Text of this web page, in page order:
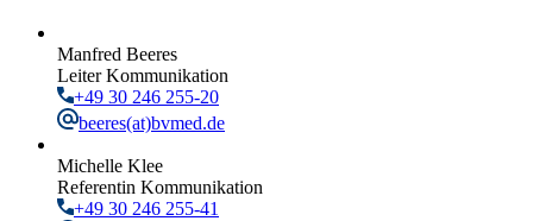
Manfred Beeres
Leiter Kommunikation
+49 30 246 255-20
beeres(at)bvmed.de
Michelle Klee
Referentin Kommunikation
+49 30 246 255-41